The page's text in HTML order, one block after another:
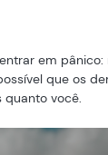
em
que os
você.